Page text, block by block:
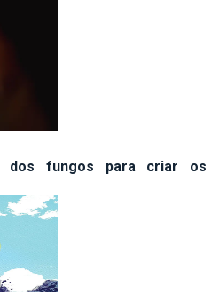
dos fungos para criar os